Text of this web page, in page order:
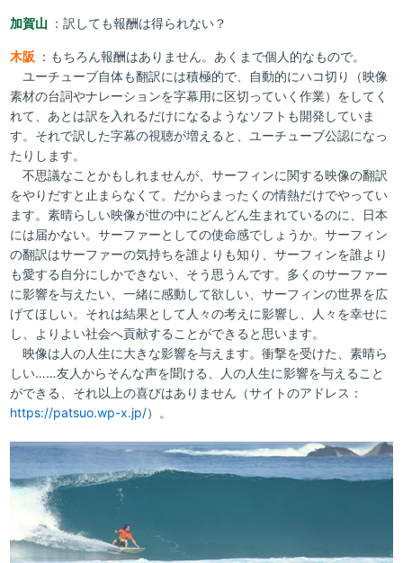
加賀山 ：訳しても報酬は得られない？
木阪 ：もちろん報酬はありません。あくまで個人的なもので。
ユーチューブ自体も翻訳には積極的で、自動的にハコ切り（映像
素材の台詞やナレーションを字幕用に区切っていく作業）をしてく
れて、あとは訳を入れるだけになるようなソフトも開発していま
す。それで訳した字幕の視聴が増えると、ユーチューブ公認になっ
たりします。
不思議なことかもしれませんが、サーフィンに関する映像の翻訳
をやりだすと止まらなくて。だからまったくの情熱だけでやってい
ます。素晴らしい映像が世の中にどんどん生まれているのに、日本
には届かない。サーファーとしての使命感でしょうか。サーフィン
の翻訳はサーファーの気持ちを誰よりも知り、サーフィンを誰より
も愛する自分にしかできない、そう思うんです。多くのサーファー
に影響を与えたい、一緒に感動して欲しい、サーフィンの世界を広
げてほしい。それは結果として人々の考えに影響し、人々を幸せに
し、よりよい社会へ貢献することができると思います。
映像は人の人生に大きな影響を与えます。衝撃を受けた、素晴ら
しい……友人からそんな声を聞ける、人の人生に影響を与えること
ができる、それ以上の喜びはありません（サイトのアドレス：
https://patsuo.wp-x.jp/）。